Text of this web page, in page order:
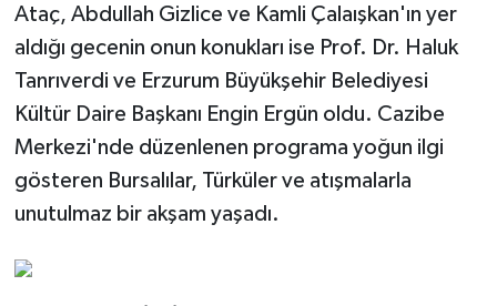
Ataç, Abdullah Gizlice ve Kamli Çalaışkan'ın yer
aldığı gecenin onun konukları ise Prof. Dr. Haluk
Tanrıverdi ve Erzurum Büyükşehir Belediyesi
Kültür Daire Başkanı Engin Ergün oldu. Cazibe
Merkezi'nde düzenlenen programa yoğun ilgi
gösteren Bursalılar, Türküler ve atışmalarla
unutulmaz bir akşam yaşadı.